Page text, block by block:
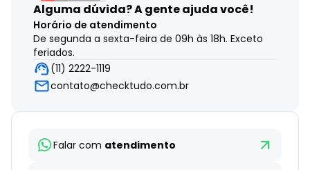
Alguma dúvida?A gente ajuda você!
Horário de atendimento
De segunda a sexta-feira de 09h às 18h. Exceto
feriados.
(11) 2222-1119
contato@checktudo.com.br
Falar com atendimento